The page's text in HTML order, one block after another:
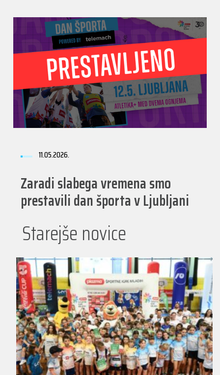
11.05.2026.
Zaradi slabega vremena smo
prestavili dan športa v Ljubljani
Starejše novice